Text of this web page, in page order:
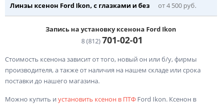
Линзы ксенон Ford Ikon, с глазками и без от 4 500 руб.
Запись на установку ксенона Ford Ikon
8 (812)701-02-01
Стоимость ксенона зависит от того, новый он или б/у, фирмы
производителя, а также от наличия на нашем складе или срока
поставки до нашего магазина.
Можно купить и установить ксенон в ПТФ Ford Ikon. Ксенон в